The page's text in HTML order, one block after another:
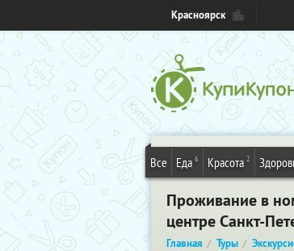
Красноярск
Все Еда 6 Красота 2
Проживание в
центре Санкт-
Главная Туры